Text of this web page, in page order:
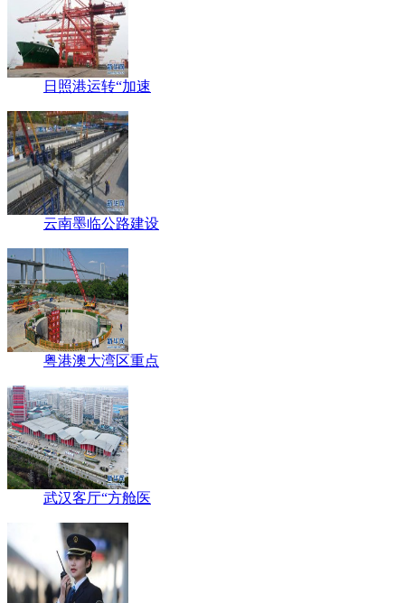
日照港运转“加速
云南墨临公路建设
粤港澳大湾区重点
武汉客厅“方舱医